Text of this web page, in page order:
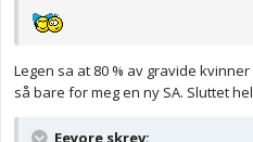
Legen sa at 80 % av gravide
så bare for meg en ny SA. Sluttet